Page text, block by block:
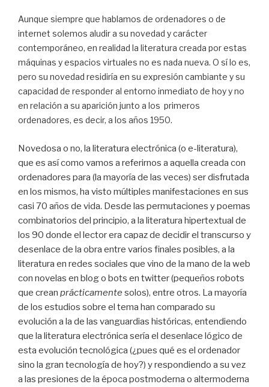
Aunque siempre que hablamos de ordenadores o de
internet solemos aludir a su novedad y carácter
contemporáneo, en realidad la literatura creada por estas
máquinas y espacios virtuales no es nada nueva. O sí lo es,
pero su novedad residiría en su expresión cambiante y su
capacidad de responder al entorno inmediato de hoy y no
en relación a su aparición junto a los primeros
ordenadores, es decir, a los años 1950.
Novedosa o no, la literatura electrónica (o e-literatura),
que es así como vamos a referirnos a aquella creada con
ordenadores para (la mayoría de las veces) ser disfrutada
en los mismos, ha visto múltiples manifestaciones en sus
casi 70 años de vida. Desde las permutaciones y poemas
combinatorios del principio, a la literatura hipertextual de
los 90 donde el lector era capaz de decidir el transcurso y
desenlace de la obra entre varios finales posibles, a la
literatura en redes sociales que vino de la mano de la web
con novelas en blog o bots en twitter (pequeños robots
que crean prácticamente solos), entre otros. La mayoría
de los estudios sobre el tema han comparado su
evolución a la de las vanguardias históricas, entendiendo
que la literatura electrónica sería el desenlace lógico de
esta evolución tecnológica (¿pues qué es el ordenador
sino la gran tecnología de hoy?) y respondiendo a su vez
a las presiones de la época postmoderna o altermoderna